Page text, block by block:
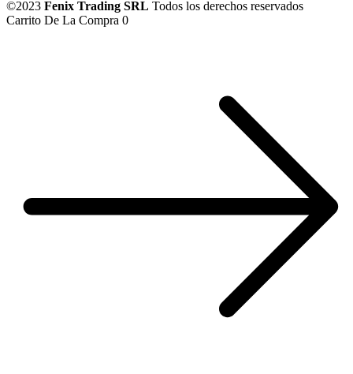
©2023 Fenix Trading SRL Todos los derechos reservados
Carrito De La Compra 0